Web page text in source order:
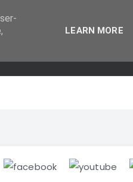
LEARN MORE